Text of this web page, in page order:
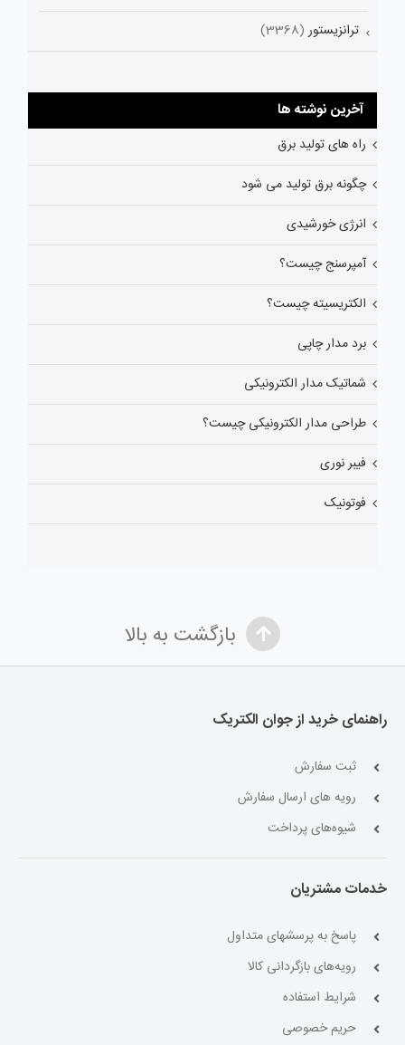
ترانزیستور (3368)
آخرین نوشته ها
راه های تولید برق
چگونه برق تولید می شود
انرژی خورشیدی
آمپرسنج چیست؟
الکتریسیته چیست؟
برد مدار چاپی
شماتیک مدار الکترونیکی
طراحی مدار الکترونیکی چیست؟
فیبر نوری
فوتونیک
بازگشت به بالا
راهنمای خرید از جوان الکتریک
ثبت سفارش
رویه های ارسال سفارش
شیوه‌های پرداخت
خدمات مشتریان
پاسخ به پرسشهای متداول
رویه‌های بازگردانی کالا
شرایط استفاده
حریم خصوصی